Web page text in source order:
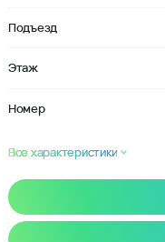
Подъезд
Этаж
Номер
Все характеристики